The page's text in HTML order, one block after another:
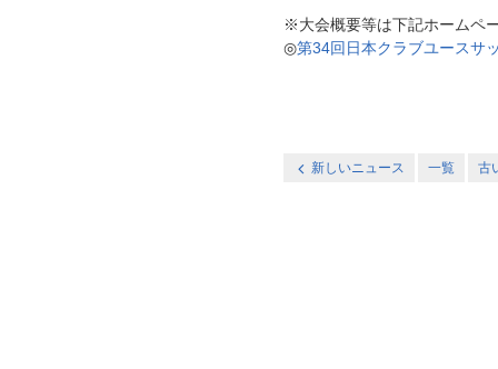
※大会概要等は下記ホームペ
◎第34回日本クラブユースサ
新しいニュース 一覧 古